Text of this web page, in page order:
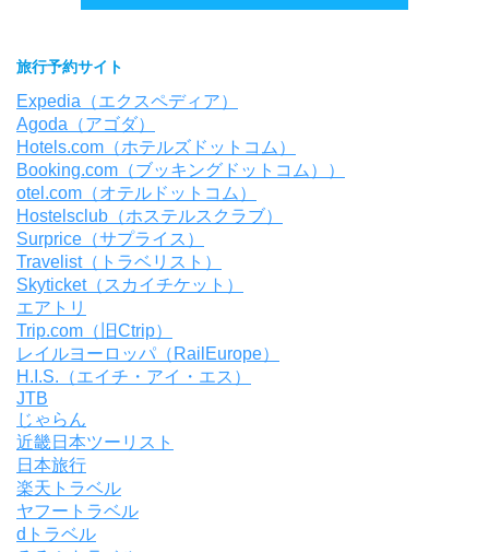
旅行予約サイト
Expedia（エクスペディア）
Agoda（アゴダ）
Hotels.com（ホテルズドットコム）
Booking.com（ブッキングドットコム））
otel.com（オテルドットコム）
Hostelsclub（ホステルスクラブ）
Surprice（サプライス）
Travelist（トラベリスト）
Skyticket（スカイチケット）
エアトリ
Trip.com（旧Ctrip）
レイルヨーロッパ（RailEurope）
H.I.S.（エイチ・アイ・エス）
JTB
じゃらん
近畿日本ツーリスト
日本旅行
楽天トラベル
ヤフートラベル
dトラベル